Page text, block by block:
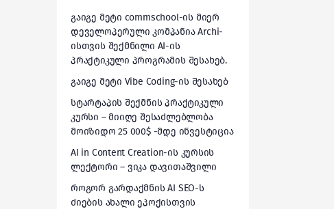
გაიგე მეტი commschool-ის მიერ
დეველოპერული კომპანია Archi-
ისთვის შექმნილი AI-ის
პრაქტიკული პროგრამის შესახებ.
გაიგე მეტი Vibe Coding-ის შესახებ
სტარტაპის შექმნის პრაქტიკული
კურსი – მიიღე შესაძლებლობა
მოიზიდო 25 000$ -მდე ინვესტიცია
AI in Content Creation-ის კურსის
ლექტორი – ვიკა დავითაშვილი
როგორ გარდაქმნის AI SEO-ს
ძიების ახალი ეპოქისთვის